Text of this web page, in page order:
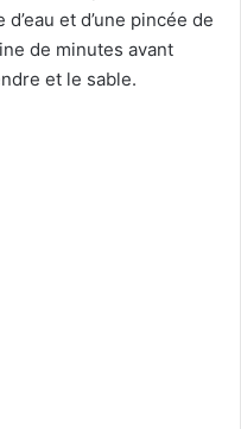
et d’une pincée de
de minutes avant
et le sable.